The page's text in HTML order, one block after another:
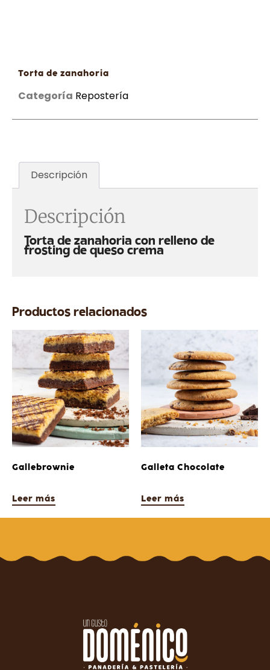
Productos relacionados
Gallebrownie
Leer más
Galleta Chocolate
Leer más
Torta de zanahoria
Categoría Repostería
Descripción
Descripción
Torta de zanahoria con relleno de
frosting de queso crema